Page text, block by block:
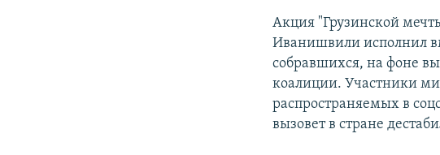
Акция "Грузинской
Иванишвили исполнил
собравшихся, на фоне
коалиции. Участники
распространяемых в
вызовет в стране